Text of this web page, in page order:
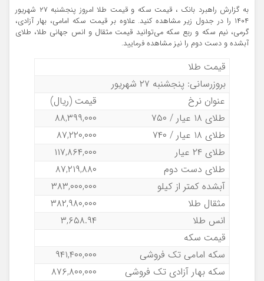
به گزارش راهبرد بانک ، قیمت سکه و قیمت طلا امروز پنجشنبه ۲۷ شهریور
۱۴۰۴ را در جدول زیر مشاهده کنید. علاوه بر قیمت سکه امامی، بهار آزادی،
گرمی، نیم سکه و ربع سکه می‌توانید قیمت مثقال و انس جهانی طلا، طلای
آبشده و دست دوم را نیز مشاهده فرمایید.
قیمت طلا
بروزرسانی: پنجشنبه ۲۷ شهریور
عنوان نرخ
قیمت (ریال)
طلای ۱۸ عیار / ۷۵۰
۸۸,۳۹۹,۰۰۰
طلای ۱۸ عیار / ۷۴۰
۸۷,۲۲۰,۰۰۰
طلای ۲۴ عیار
۱۱۷,۸۶۴,۰۰۰
طلای دست دوم
۸۷,۲۱۹,۸۸۰
آبشده کمتر از کیلو
۳۸۳,۰۰۰,۰۰۰
مثقال طلا
۳۸۲,۹۸۰,۰۰۰
انس طلا
۳,۶۵۸.۹۴
قیمت سکه
سکه امامی تک فروشی
۹۴۱,۴۰۰,۰۰۰
سکه بهار آزادی تک فروشی
۸۷۶,۸۰۰,۰۰۰